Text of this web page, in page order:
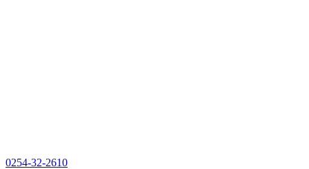
0254-32-2610